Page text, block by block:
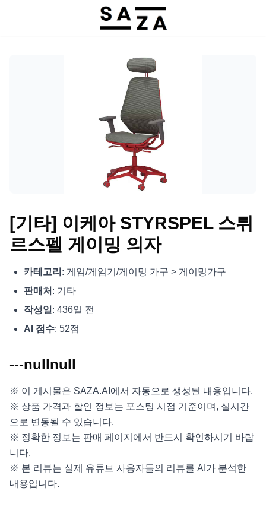
[기타] 이케아 STYRSPEL 스튀
르스펠 게이밍 의자
카테고리 : 게임/게임기/게이밍 가구 > 게이밍가구
판매처 : 기타
작성일: 436일 전
AI 점수: 52점
---nullnull
※ 이 게시물은 SAZA.AI에서 자동으로 생성된 내용입니다.
※ 상품 가격과 할인 정보는 포스팅 시점 기준이며, 실시간
으로 변동될 수 있습니다.
※ 정확한 정보는 판매 페이지에서 반드시 확인하시기 바랍
니다.
※ 본 리뷰는 실제 유튜브 사용자들의 리뷰를 AI가 분석한
내용입니다.